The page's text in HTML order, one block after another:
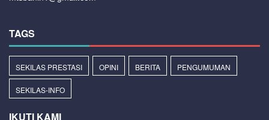
TAGS
SEKILAS PRESTASI OPINI BERITA PENGUMUMAN
SEKILAS-INFO
IKUTI KAMI